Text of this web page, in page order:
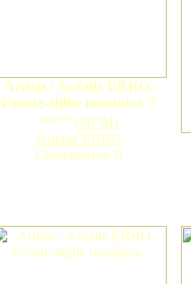
Ardaiz / Ardaitz ERRO.
Fuente-aljibe románica. 7
nuevo (MCM)
Ardaitz ERRO
Comentarios: 0